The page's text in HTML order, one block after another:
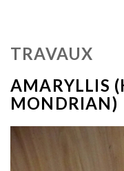
TRAVAUX
AMARYLLIS
MONDRIAN)